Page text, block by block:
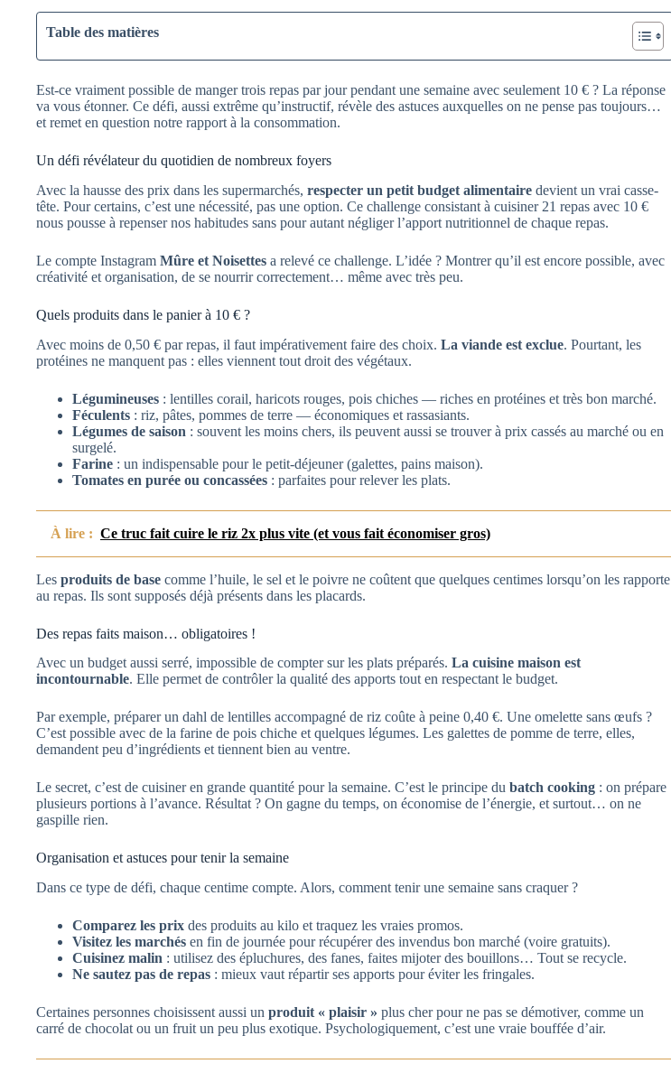
Table des matières
Est-ce vraiment possible de manger trois repas par jour pendant une semaine avec seulement 10 € ? La réponse
va vous étonner. Ce défi, aussi extrême qu’instructif, révèle des astuces auxquelles on ne pense pas toujours…
et remet en question notre rapport à la consommation.
Un défi révélateur du quotidien de nombreux foyers
Avec la hausse des prix dans les supermarchés, respecter un petit budget alimentaire devient un vrai casse-
tête. Pour certains, c’est une nécessité, pas une option. Ce challenge consistant à cuisiner 21 repas avec 10 €
nous pousse à repenser nos habitudes sans pour autant négliger l’apport nutritionnel de chaque repas.
Le compte Instagram Mûre et Noisettes a relevé ce challenge. L’idée ? Montrer qu’il est encore possible, avec
créativité et organisation, de se nourrir correctement… même avec très peu.
Quels produits dans le panier à 10 € ?
Avec moins de 0,50 € par repas, il faut impérativement faire des choix. La viande est exclue. Pourtant, les
protéines ne manquent pas : elles viennent tout droit des végétaux.
Légumineuses : lentilles corail, haricots rouges, pois chiches — riches en protéines et très bon marché.
Féculents : riz, pâtes, pommes de terre — économiques et rassasiants.
Légumes de saison : souvent les moins chers, ils peuvent aussi se trouver à prix cassés au marché ou en
surgelé.
Farine : un indispensable pour le petit-déjeuner (galettes, pains maison).
Tomates en purée ou concassées : parfaites pour relever les plats.
À lire : Ce truc fait cuire le riz 2x plus vite (et vous fait économiser gros)
Les produits de base comme l’huile, le sel et le poivre ne coûtent que quelques centimes lorsqu’on les rapporte
au repas. Ils sont supposés déjà présents dans les placards.
Des repas faits maison… obligatoires !
Avec un budget aussi serré, impossible de compter sur les plats préparés. La cuisine maison est
incontournable. Elle permet de contrôler la qualité des apports tout en respectant le budget.
Par exemple, préparer un dahl de lentilles accompagné de riz coûte à peine 0,40 €. Une omelette sans œufs ?
C’est possible avec de la farine de pois chiche et quelques légumes. Les galettes de pomme de terre, elles,
demandent peu d’ingrédients et tiennent bien au ventre.
Le secret, c’est de cuisiner en grande quantité pour la semaine. C’est le principe du batch cooking : on prépare
plusieurs portions à l’avance. Résultat ? On gagne du temps, on économise de l’énergie, et surtout… on ne
gaspille rien.
Organisation et astuces pour tenir la semaine
Dans ce type de défi, chaque centime compte. Alors, comment tenir une semaine sans craquer ?
Comparez les prix des produits au kilo et traquez les vraies promos.
Visitez les marchés en fin de journée pour récupérer des invendus bon marché (voire gratuits).
Cuisinez malin : utilisez des épluchures, des fanes, faites mijoter des bouillons… Tout se recycle.
Ne sautez pas de repas : mieux vaut répartir ses apports pour éviter les fringales.
Certaines personnes choisissent aussi un produit « plaisir » plus cher pour ne pas se démotiver, comme un
carré de chocolat ou un fruit un peu plus exotique. Psychologiquement, c’est une vraie bouffée d’air.